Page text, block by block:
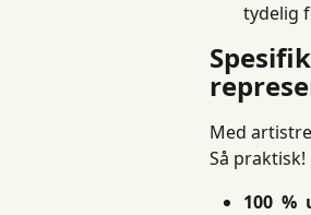
tydelig
Med
Så
100 %